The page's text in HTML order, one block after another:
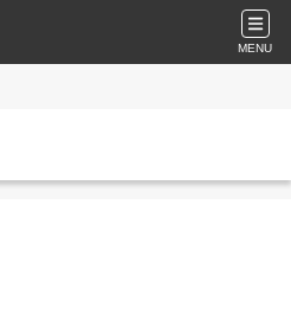
MENU